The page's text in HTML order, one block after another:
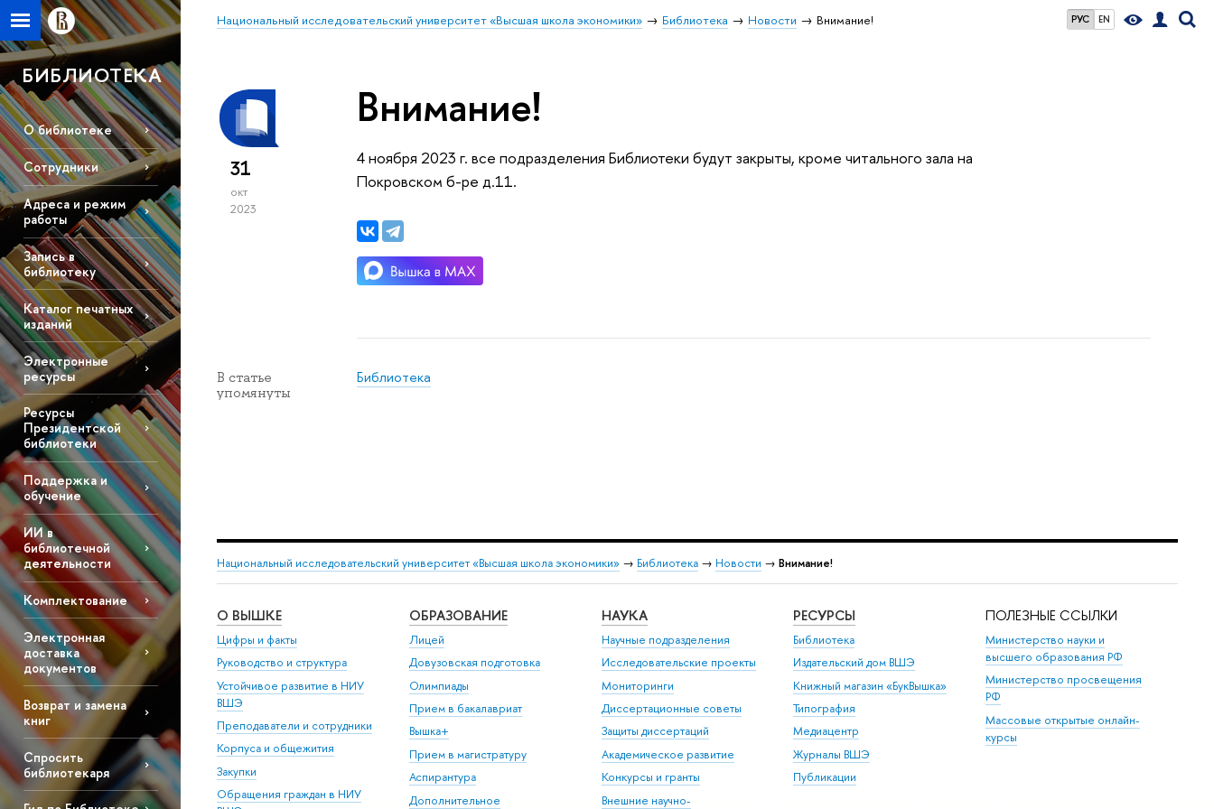
РУС EN
Национальный исследовательский университет «Высшая школа экономики» Библиотека Новости Внимание!
БИБЛИОТЕКА
О библиотеке
Сотрудники
Адреса и режим
работы
Запись в
библиотеку
Каталог печатных
изданий
Электронные
ресурсы
Ресурсы
Президентской
библиотеки
Поддержка и
обучение
ИИ в
библиотечной
деятельности
Комплектование
Электронная
доставка
документов
Возврат и замена
книг
Спросить
библиотекаря
31
окт
2023
Внимание!
4 ноября 2023 г. все подразделения Библиотеки будут закрыты, кроме читального зала на
Покровском б-ре д.11.
В статье
упомянуты
Библиотека
Национальный исследовательский университет «Высшая школа экономики» → Библиотека → Новости → Внимание!
О ВЫШКЕ
Цифры и факты
Руководство и структура
Устойчивое развитие в НИУ
ВШЭ
Преподаватели и сотрудники
Корпуса и общежития
Закупки
Обращения граждан в НИУ
ОБРАЗОВАНИЕ
Лицей
Довузовская подготовка
Олимпиады
Прием в бакалавриат
Вышка+
Прием в магистратуру
Аспирантура
Дополнительное
НАУКА
Научные подразделения
Исследовательские проекты
Мониторинги
Диссертационные советы
Защиты диссертаций
Академическое развитие
Конкурсы и гранты
Внешние научно-
РЕСУРСЫ
Библиотека
Издательский дом ВШЭ
Книжный магазин «БукВышка»
Типография
Медиацентр
Журналы ВШЭ
Публикации
ПОЛЕЗНЫЕ ССЫЛКИ
Министерство науки и
высшего образования РФ
Министерство просвещения
РФ
Массовые открытые онлайн-
курсы